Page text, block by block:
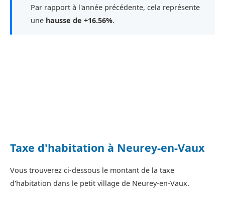
Par rapport à l'année précédente, cela représente
une hausse de +16.56%.
Taxe d'habitation à Neurey-en-Vaux
Vous trouverez ci-dessous le montant de la taxe
d'habitation dans le petit village de Neurey-en-Vaux.